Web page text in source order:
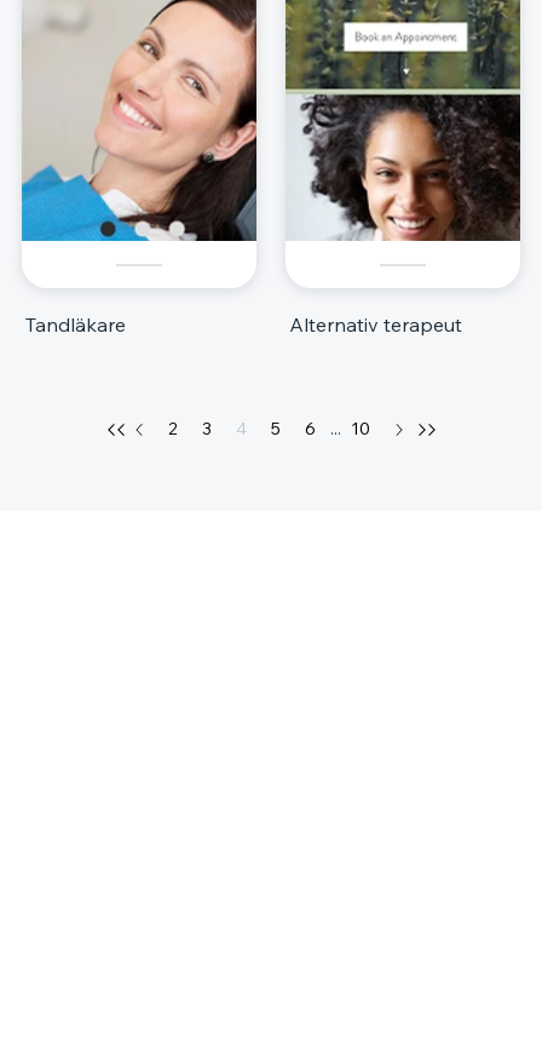
Tandläkare Alternativ terapeut
2 3 4 5 6 ... 10